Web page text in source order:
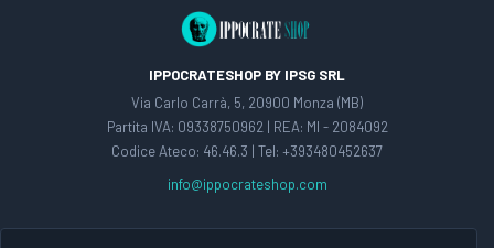
IPPOCRATESHOP BY IPSG SRL
Via Carlo Carrà, 5, 20900 Monza (MB)
Partita IVA: 09338750962 | REA: MI - 2084092
Codice Ateco: 46.46.3 | Tel: +393480452637
info@ippocrateshop.com